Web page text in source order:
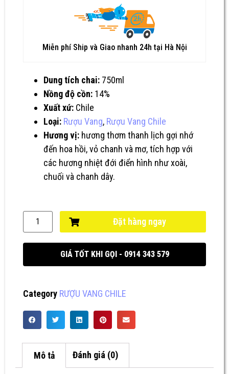
Miễn phí Ship và Giao nhanh 24h tại Hà Nội
Dung tích chai: 750ml
Nồng độ cồn: 14%
Xuất xứ: Chile
Loại: Rượu Vang, Rượu Vang Chile
Hương vị: hương thơm thanh lịch gợi nhớ
đến hoa hồi, vỏ chanh và mơ, tích hợp với
các hương nhiệt đới điển hình như xoài,
chuối và chanh dây.
Đặt hàng ngay
GIÁ TỐT KHI GỌI - 0914 343 579
Category RƯỢU VANG CHILE
Mô tả Đánh giá (0)